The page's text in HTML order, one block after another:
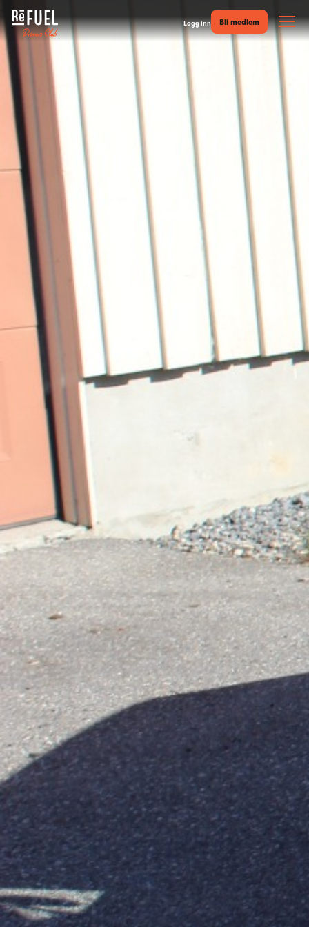
Logg inn Bli medlem